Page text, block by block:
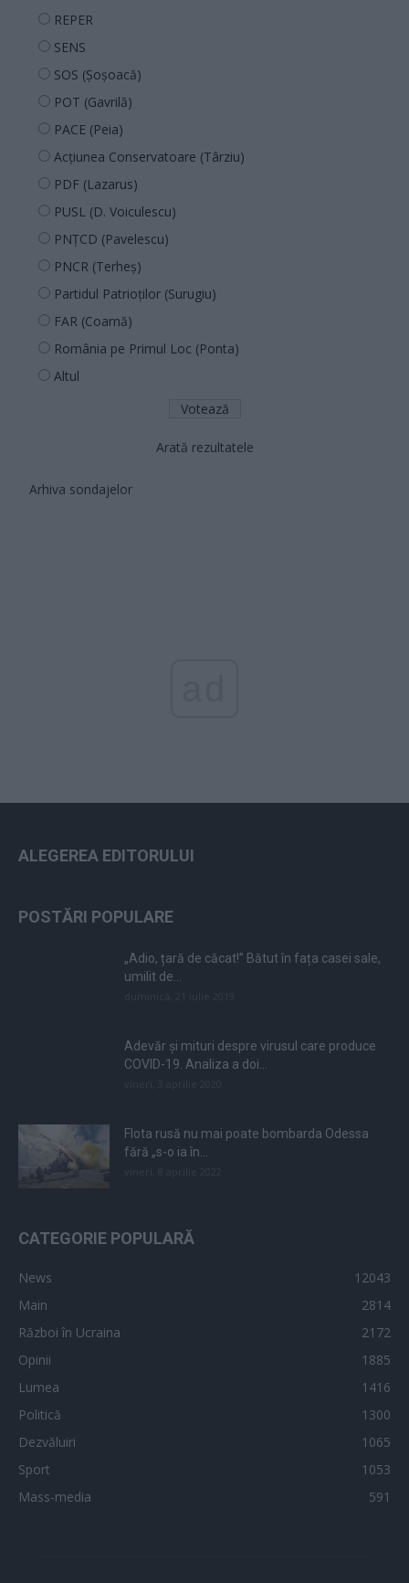
REPER
SENS
SOS (Șoșoacă)
POT (Gavrilă)
PACE (Peia)
Acțiunea Conservatoare (Târziu)
PDF (Lazarus)
PUSL (D. Voiculescu)
PNȚCD (Pavelescu)
PNCR (Terheș)
Partidul Patrioților (Surugiu)
FAR (Coarnă)
România pe Primul Loc (Ponta)
Altul
Arată rezultatele
Arhiva sondajelor
ALEGEREA EDITORULUI
POSTĂRI POPULARE
„Adio, țară de căcat!” Bătut în fața casei sale,
umilit de...
Adevăr și mituri despre virusul care produce
COVID-19. Analiza a doi...
Flota rusă nu mai poate bombarda Odessa
fără „s-o ia în...
CATEGORIE POPULARĂ
News
12043
Main
2814
Război în Ucraina
2172
Opinii
1885
Lumea
1416
Politică
1300
Dezvăluiri
1065
Sport
1053
Mass-media
591